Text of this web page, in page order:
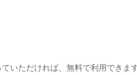
いただければ、無料で利用できます